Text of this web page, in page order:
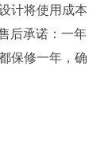
计将使用成本
后承诺：一年
保修一年，确